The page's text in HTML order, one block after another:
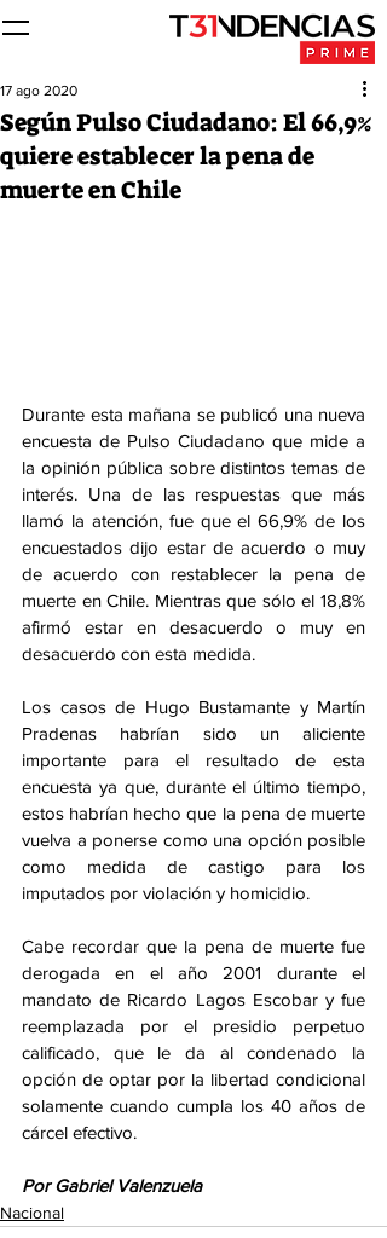
Según Pulso Ciudadano: El 66,9%
quiere establecer la pena de
muerte en Chile
17 ago 2020
Durante esta mañana se publicó una nueva
encuesta de Pulso Ciudadano que mide a
la opinión pública sobre distintos temas de
interés. Una de las respuestas que más
llamó la atención, fue que el 66,9% de los
encuestados dijo estar de acuerdo o muy
de acuerdo con restablecer la pena de
muerte en Chile. Mientras que sólo el 18,8%
afirmó estar en desacuerdo o muy en
desacuerdo con esta medida.
Los casos de Hugo Bustamante y Martín
Pradenas habrían sido un aliciente
importante para el resultado de esta
encuesta ya que, durante el último tiempo,
estos habrían hecho que la pena de muerte
vuelva a ponerse como una opción posible
como medida de castigo para los
imputados por violación y homicidio.
Cabe recordar que la pena de muerte fue
derogada en el año 2001 durante el
mandato de Ricardo Lagos Escobar y fue
reemplazada por el presidio perpetuo
calificado, que le da al condenado la
opción de optar por la libertad condicional
solamente cuando cumpla los 40 años de
cárcel efectivo.
Por Gabriel Valenzuela
Nacional